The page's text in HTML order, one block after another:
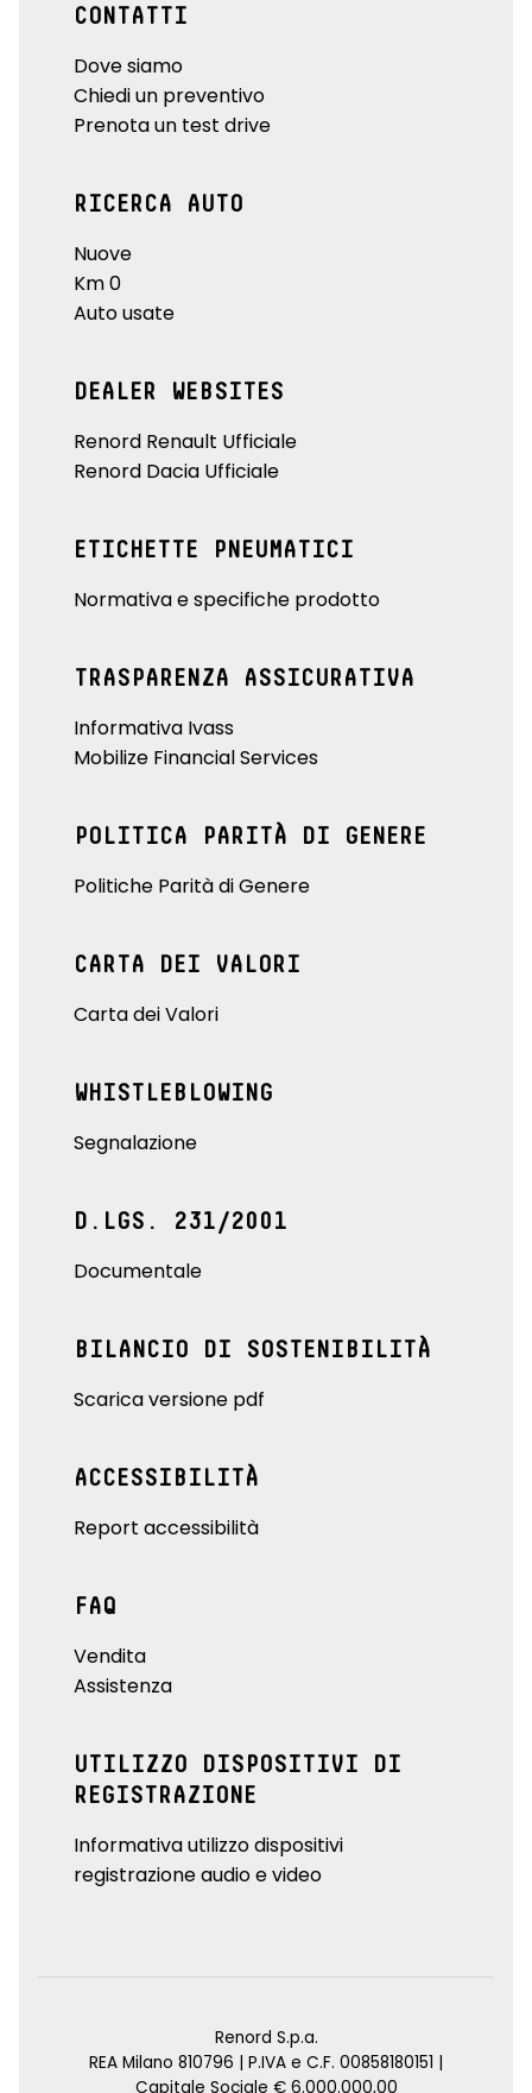
CONTATTI
Dove siamo
Chiedi un preventivo
Prenota un test drive
RICERCA AUTO
Nuove
Km 0
Auto usate
DEALER WEBSITES
Renord Renault Ufficiale
Renord Dacia Ufficiale
ETICHETTE PNEUMATICI
Normativa e specifiche prodotto
TRASPARENZA ASSICURATIVA
Informativa Ivass
Mobilize Financial Services
POLITICA PARITÀ DI GENERE
Politiche Parità di Genere
CARTA DEI VALORI
Carta dei Valori
WHISTLEBLOWING
Segnalazione
D.LGS. 231/2001
Documentale
BILANCIO DI SOSTENIBILITÀ
Scarica versione pdf
ACCESSIBILITÀ
Report accessibilità
FAQ
Vendita
Assistenza
UTILIZZO DISPOSITIVI DI
REGISTRAZIONE
Informativa utilizzo dispositivi
registrazione audio e video
Renord S.p.a.
REA Milano 810796 | P.IVA e C.F. 00858180151 |
Capitale Sociale € 6.000.000,00